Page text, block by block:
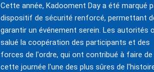
Cette année, Kadooment Day a été marqué
dispositif de sécurité renforcé, permettant
garantir un événement serein. Les autorités
salué la coopération des participants et des
forces de l'ordre, qui ont contribué à faire de
cette journée l'une des plus sûres de